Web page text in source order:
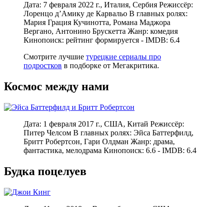
Дата: 7 февраля 2022 г., Италия, Сербия Режиссёр:
Лоренцо д’Амику де Карвальо В главных ролях:
Мария Грация Кучинотта, Романа Маджора
Вергано, Антонино Брускетта Жанр: комедия
Кинопоиск: рейтинг формируется - IMDB: 6.4
Смотрите лучшие турецкие сериалы про
подростков в подборке от Мегакритика.
Космос между нами
Дата: 1 февраля 2017 г., США, Китай Режиссёр:
Питер Челсом В главных ролях: Эйса Баттерфилд,
Бритт Робертсон, Гари Олдман Жанр: драма,
фантастика, мелодрама Кинопоиск: 6.6 - IMDB: 6.4
Будка поцелуев